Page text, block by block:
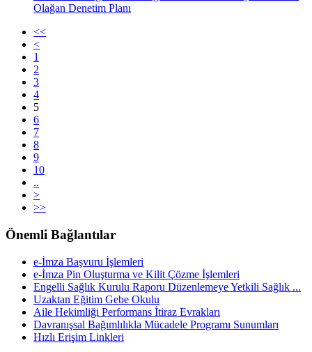
Olağan Denetim Planı
<<
<
1
2
3
4
5
6
7
8
9
10
..
>
>>
Önemli Bağlantılar
e-İmza Başvuru İşlemleri
e-İmza Pin Oluşturma ve Kilit Çözme İşlemleri
Engelli Sağlık Kurulu Raporu Düzenlemeye Yetkili Sağlık ...
Uzaktan Eğitim Gebe Okulu
Aile Hekimliği Performans İtiraz Evrakları
Davranışsal Bağımlılıkla Mücadele Programı Sunumları
Hızlı Erişim Linkleri